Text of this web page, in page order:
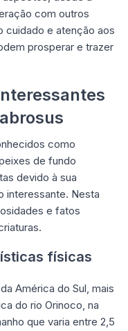
com outros
cuidado e atenção aos
prosperar e trazer
como
de fundo
devido à sua
interessante. Nesta
e fatos
físicas
América do Sul, mais
do rio Orinoco, na
que varia entre 2,5